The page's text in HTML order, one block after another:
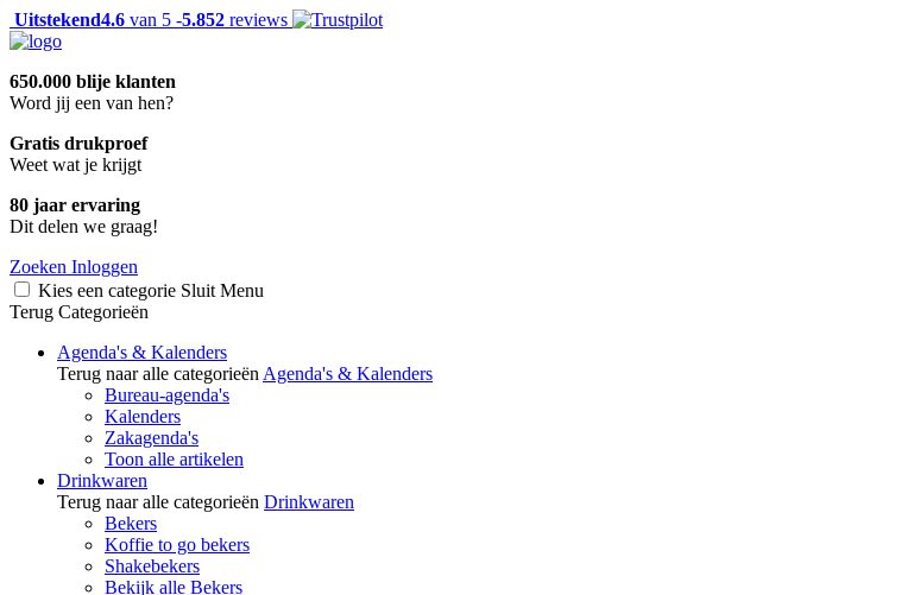
Uitstekend4.6 van 5 -5.852 reviews
650.000 blije klanten
Word jij een van hen?
Gratis drukproef
Weet wat je krijgt
80 jaar ervaring
Dit delen we graag!
Zoeken Inloggen
Kies een categorie Sluit Menu
Terug Categorieën
Agenda's & Kalenders
Terug naar alle categorieën Agenda's & Kalenders
Bureau-agenda's
Kalenders
Zakagenda's
Toon alle artikelen
Drinkwaren
Terug naar alle categorieën Drinkwaren
Bekers
Koffie to go bekers
Shakebekers
Bekijk alle Bekers